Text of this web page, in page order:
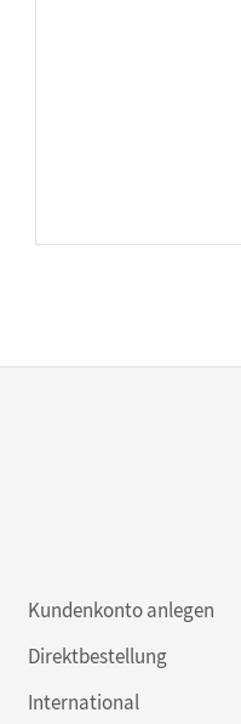
Kundenkonto anlegen
Direktbestellung
International